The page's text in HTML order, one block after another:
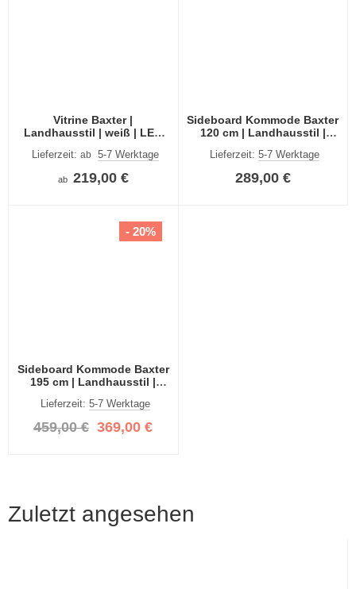
Vitrine Baxter |
Landhausstil | weiß | LED
Lieferzeit: ab 5-7 Werktage
ab 219,00 €
Sideboard Kommode Baxter
120 cm | Landhausstil |
Lieferzeit:5-7 Werktage
289,00 €
Sideboard Kommode Baxter
195 cm | Landhausstil |
Lieferzeit: 5-7 Werktage
459,00 € 369,00 €
- 20%
Zuletzt angesehen